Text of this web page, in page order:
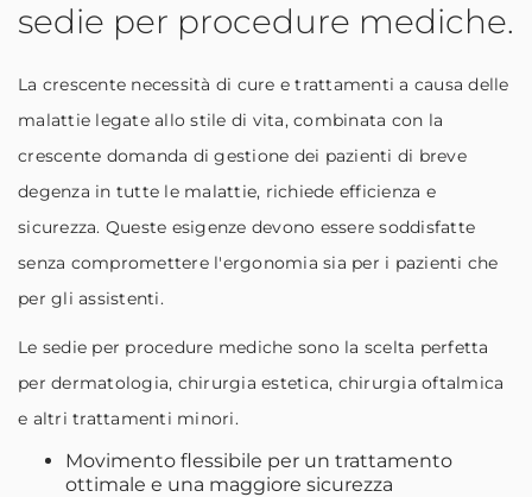
sedie per procedure mediche.
La crescente necessità di cure e trattamenti a causa delle
malattie legate allo stile di vita, combinata con la
crescente domanda di gestione dei pazienti di breve
degenza in tutte le malattie, richiede efficienza e
sicurezza. Queste esigenze devono essere soddisfatte
senza compromettere l'ergonomia sia per i pazienti che
per gli assistenti.
Le sedie per procedure mediche sono la scelta perfetta
per dermatologia, chirurgia estetica, chirurgia oftalmica
e altri trattamenti minori.
Movimento flessibile per un trattamento
ottimale e una maggiore sicurezza